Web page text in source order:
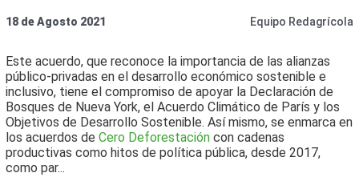
18 de Agosto 2021 Equipo Redagrícola
Este acuerdo, que reconoce la importancia de las alianzas
público-privadas en el desarrollo económico sostenible e
inclusivo, tiene el compromiso de apoyar la Declaración de
Bosques de Nueva York, el Acuerdo Climático de París y los
Objetivos de Desarrollo Sostenible. Así mismo, se enmarca en
los acuerdos deCero Deforestación con cadenas
productivas como hitos de política pública, desde 2017,
como par...